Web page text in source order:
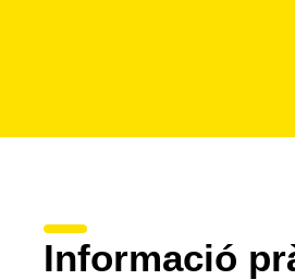
Informació